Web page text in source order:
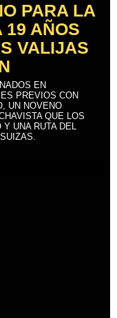
PARA LA
19 AÑOS
VALIJAS
EN
PREVIOS CON
UN NOVENO
QUE LOS
UNA RUTA DEL